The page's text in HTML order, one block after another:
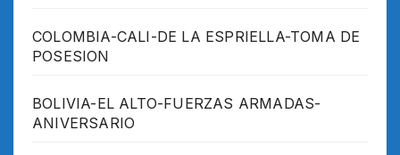
COLOMBIA-CALI-DE LA ESPRIELLA-TOMA DE
POSESION
BOLIVIA-EL ALTO-FUERZAS ARMADAS-
ANIVERSARIO